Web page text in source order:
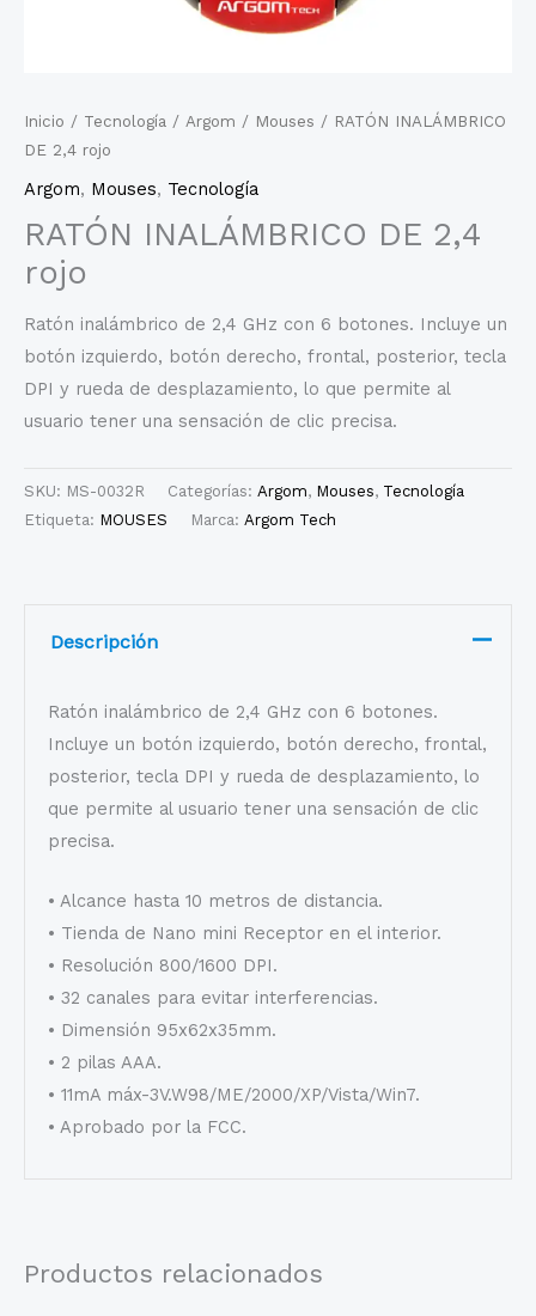
Inicio / Tecnología / Argom / Mouses / RATÓN INALÁMBRICO
DE 2,4 rojo
Argom, Mouses, Tecnología
RATÓN INALÁMBRICO DE 2,4
rojo
Ratón inalámbrico de 2,4 GHz con 6 botones. Incluye un
botón izquierdo, botón derecho, frontal, posterior, tecla
DPI y rueda de desplazamiento, lo que permite al
usuario tener una sensación de clic precisa.
SKU: MS-0032R Categorías: Argom, Mouses, Tecnología
Etiqueta: MOUSES Marca: Argom Tech
Descripción
Ratón inalámbrico de 2,4 GHz con 6 botones.
Incluye un botón izquierdo, botón derecho, frontal,
posterior, tecla DPI y rueda de desplazamiento, lo
que permite al usuario tener una sensación de clic
precisa.
• Alcance hasta 10 metros de distancia.
• Tienda de Nano mini Receptor en el interior.
• Resolución 800/1600 DPI.
• 32 canales para evitar interferencias.
• Dimensión 95x62x35mm.
• 2 pilas AAA.
• 11mA máx-3V.W98/ME/2000/XP/Vista/Win7.
• Aprobado por la FCC.
Productos relacionados